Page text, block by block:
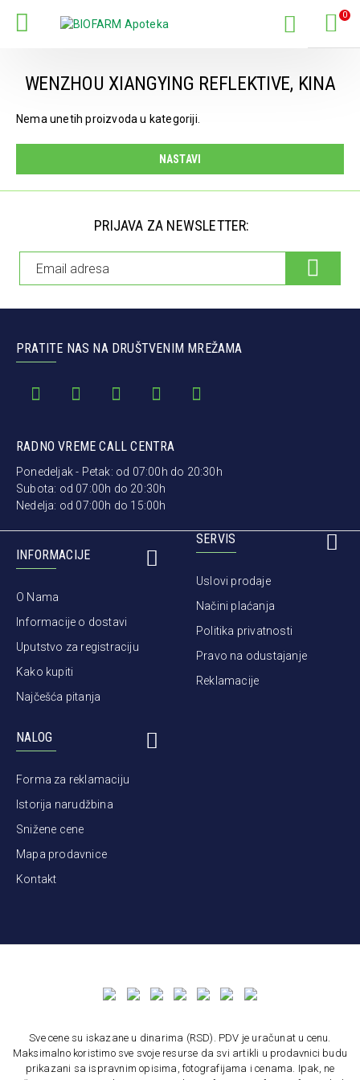
0
WENZHOU XIANGYING REFLEKTIVE, KINA
Nema unetih proizvoda u kategoriji.
NASTAVI
PRIJAVA ZA NEWSLETTER:
PRATITE NAS NA DRUŠTVENIM MREŽAMA
RADNO VREME CALL CENTRA
Ponedeljak - Petak: od 07:00h do 20:30h
Subota: od 07:00h do 20:30h
Nedelja: od 07:00h do 15:00h
INFORMACIJE
O Nama
Informacije o dostavi
Uputstvo za registraciju
Kako kupiti
Najčešća pitanja
SERVIS
Uslovi prodaje
Načini plaćanja
Politika privatnosti
Pravo na odustajanje
Reklamacije
NALOG
Forma za reklamaciju
Istorija narudžbina
Snižene cene
Mapa prodavnice
Kontakt
Sve cene su iskazane u dinarima (RSD). PDV je uračunat u cenu.
Maksimalno koristimo sve svoje resurse da svi artikli u prodavnici budu
prikazani sa ispravnim opisima, fotografijama i cenama. Ipak, ne